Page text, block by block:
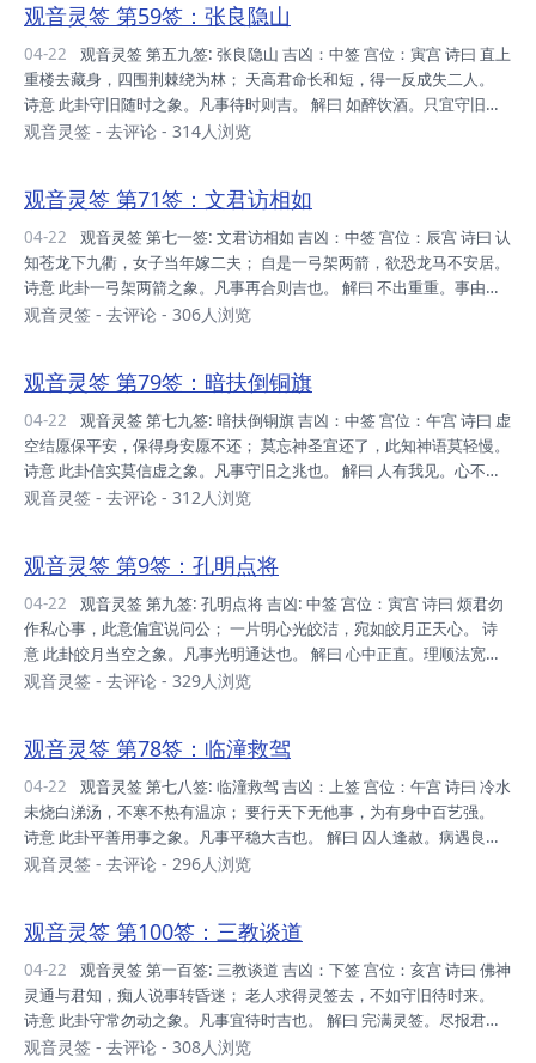
态，出现在众生最需要的地方，给予他们帮助和庇护。而佛则通常以庄
严、慈悲、智慧的形象出现，代表着佛教信仰中的最高境界。 在佛教信
仰中，观音菩萨和佛都是值得尊敬和信仰的对象。观音菩萨以其慈悲心
和智慧，帮助众生化解苦难、增长智慧；而...
观音灵签 第59签：张良隐山
04-22
重楼去藏身，四围荆棘绕为林； 天高君命长和短，得一反成失二人。
诗意 此卦守旧随时之象。凡事待时则吉。 解曰 如醉饮酒。只宜守旧。
直待时来。无灾无咎。 仙机 家宅→祈福 自身→安 运滞 唯仁可解 求
疾病→祈福 山坟→吉 观音灵签59:整体解译 因受难或做错事而逃避 但
凶仍在 恶报难逃此乃命数 得意之生活却成失意人，只因做错事。 本签
精髓 躲藏避灾，凶险犹存。 凡事做事 由于闯祸而逃避...
观音灵签 - 去评论 - 314人浏览
观音灵签 第71签：文君访相如
04-22
知苍龙下九衢，女子当年嫁二夫； 自是一弓架两箭，欲恐龙马不安居。
诗意 此卦一弓架两箭之象。凡事再合则吉也。 解曰 不出重重。事由天
命。振放中开。切宜谨守。 仙机 家宅→损失 自身→是非 求财→劳力 交
自己的事或人，遭到他人夺取。此事的应对方法有多种。 往后来回奔走
两处 第三句：在此种状况下安居 「认知仓龙十九卫」，有作「谁知苍
龙下九衢」 苍龙：青色的龙。青色的马。 九衢：四通八...
观音灵签 - 去评论 - 306人浏览
观音灵签 第79签：暗扶倒铜旗
04-22
空结愿保平安，保得身安愿不还； 莫忘神圣宜还了，此知神语莫轻慢。
诗意 此卦信实莫信虚之象。凡事守旧之兆也。 解曰 人有我见。心不用
忙。观音指示。切莫轻慢。 仙机 家宅→还愿 自身→许经 求财→守份 交
解译 多与人广结善缘，但不要结怨，以免惹是非。 你是否获得他人的
帮助而忘了回馈(偿还) 若是曾经向神明许愿者，不要忘了还愿。 对于长
上之人切莫轻慢。 本签精髓 有愿未还。有承诺未实...
观音灵签 - 去评论 - 312人浏览
观音灵签 第9签：孔明点将
04-22
作私心事，此意偏宜说问公； 一片明心光皎洁，宛如皎月正天心。 诗
意 此卦皎月当空之象。凡事光明通达也。 解曰 心中正直。理顺法宽。
圣无私语。终有分明。 仙机 家宅→吉 自身→顺 求财→中平 交易→旺 婚
我心中的事。麻烦你别作自私的事。 在此要说句公道话 扪心自问，反
观自己 那你就可以看清事情本末 本签精髓 善用贤将得天下，反修己心
得解脱，智握精髓事轻驾，慈悲无私走天涯。 凡事做事...
观音灵签 - 去评论 - 329人浏览
观音灵签 第78签：临潼救驾
04-22
未烧白涕汤，不寒不热有温凉； 要行天下无他事，为有身中百艺强。
诗意 此卦平善用事之象。凡事平稳大吉也。 解曰 囚人逢赦。病遇良
医。求财谋望。贵人指示。 仙机 家宅→安 自身→吉 求财→遂 交易→成
第一句：譬喻两个互相有调和之功效，也是互补。 第三句：若要成就谋
望，只赖功夫高强。 本签精髓 两者互调，平衡互补。只在功夫，则能
成事。 凡事做事 若问各种谋求，选择对象时，要选个有互补...
观音灵签 - 去评论 - 296人浏览
观音灵签 第100签：三教谈道
04-22
灵通与君知，痴人说事转昏迷； 老人求得灵签去，不如守旧待时来。
诗意 此卦守常勿动之象。凡事宜待时吉也。 解曰 完满灵签。尽报君
知。依旧勿动。待等时至。 仙机 此是满签。诸事不利。大作佛力。可
观音灵签 - 去评论 - 308人浏览